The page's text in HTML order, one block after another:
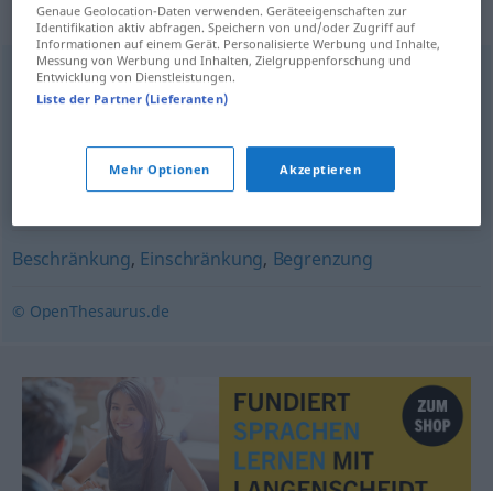
Synonyme für "Zwang"
Erpressung
Bedingung
Beschränkung, Einschränkung, Begrenzung
© OpenThesaurus.de
Genaue Geolocation-Daten verwenden. Geräteeigenschaften zur
Identifikation aktiv abfragen. Speichern von und/oder Zugriff auf
Informationen auf einem Gerät. Personalisierte Werbung und Inhalte,
Messung von Werbung und Inhalten, Zielgruppenforschung und
Entwicklung von Dienstleistungen.
Liste der Partner (Lieferanten)
Mehr Optionen Akzeptieren